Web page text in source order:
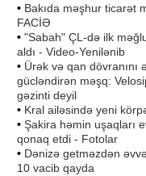
• Bakıda məşhur ticarət
FACİƏ
• "Sabah" ÇL-də ilk
aldı - Video-Yenilənib
• Ürək və qan dövranını
gücləndirən məşq:
gəzinti deyil
• Kral ailəsində yeni
• Şakira həmin uşaqları
qonaq etdi - Fotolar
• Dənizə getməzdən
10 vacib qayda